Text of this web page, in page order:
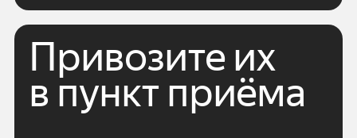
Привозите их
в пункт приёма